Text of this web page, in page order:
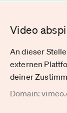
Video
An dieser
externen
deiner
Domain: